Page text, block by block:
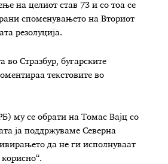
на целиот став 73 и со тоа се
споменувањето на Вториот
резолуција.
во Стразбур, бугарските
текстовите во
му се обрати на Томас Вајц со
ја поддржуваме Северна
да не ги исполнуваат